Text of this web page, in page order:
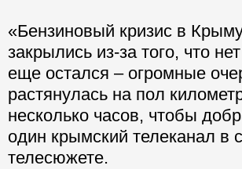
«Бензиновый кризис в
закрылись из-за того, что
еще остался – огромные
растянулась на пол
несколько часов, чтобы
один крымский телеканал
телесюжете.